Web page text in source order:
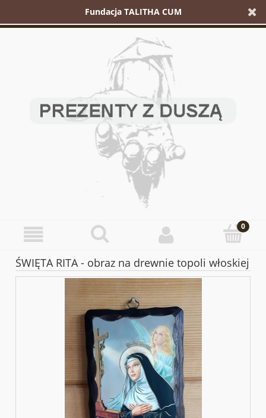
Fundacja TALITHA CUM
ŚWIĘTA RITA - obraz na drewnie topoli włoskiej